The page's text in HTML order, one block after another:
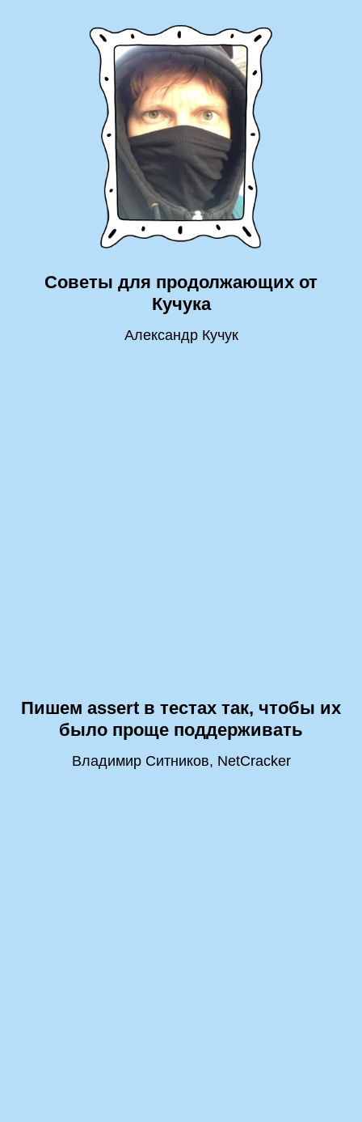
Советы для продолжающих от
Кучука
Александр Кучук
Пишем assert в тестах так, чтобы их
было проще поддерживать
Владимир Ситников, NetCracker